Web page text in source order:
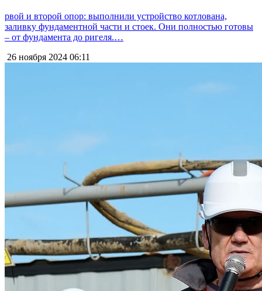
рвой и второй опор: выполнили устройство котлована,
заливку фундаментной части и стоек. Они полностью готовы
– от фундамента до ригеля.…
26 ноября 2024 06:11